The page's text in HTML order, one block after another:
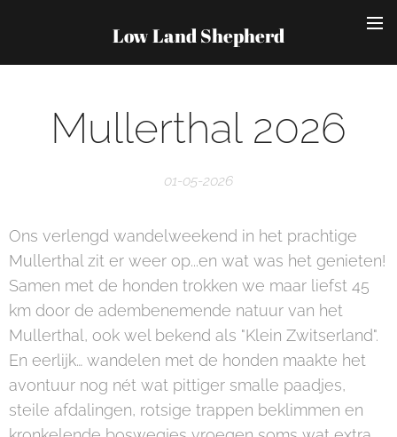
Low Land Shepherd
Mullerthal 2026
01-05-2026
Ons verlengd wandelweekend in het prachtige
Mullerthal zit er weer op...en wat was het genieten!
Samen met de honden trokken we maar liefst 45
km door de adembenemende natuur van het
Mullerthal, ook wel bekend als "Klein Zwitserland".
En eerlijk… wandelen met de honden maakte het
avontuur nog nét wat pittiger smalle paadjes,
steile afdalingen, rotsige trappen beklimmen en